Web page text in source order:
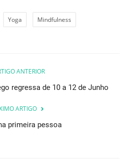
Yoga Mindfulness
ANTERIOR
regressa de 10 a 12 de Junho
ARTIGO
primeira pessoa